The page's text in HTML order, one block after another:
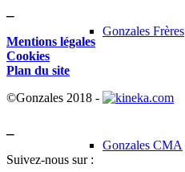
Gonzales Frères
Gonzales CMA
Mentions légales
Cookies
Plan du site
©Gonzales 2018 -
Suivez-nous sur :